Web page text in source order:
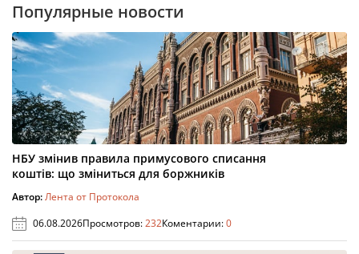
Популярные новости
НБУ змінив правила примусового списання
коштів: що зміниться для боржників
Автор:Лента от Протокола
06.08.2026Просмотров:232Коментарии:0